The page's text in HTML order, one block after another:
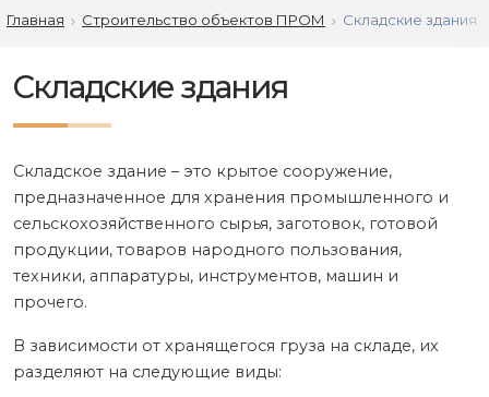
Главная Строительство объектов ПРОМ Складские здания
Складские здания
Складское здание – это крытое сооружение,
предназначенное для хранения промышленного и
сельскохозяйственного сырья, заготовок, готовой
продукции, товаров народного пользования,
техники, аппаратуры, инструментов, машин и
прочего.
В зависимости от хранящегося груза на складе, их
разделяют на следующие виды: